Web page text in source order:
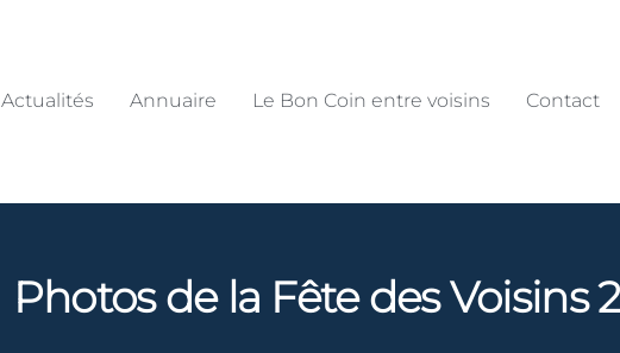
Actualités Annuaire Le Bon Coin entre voisins Contact
Photos de la Fête des Voisins